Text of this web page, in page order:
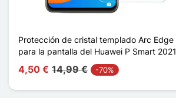
Protección de cristal templado Arc Edge
para la pantalla del Huawei P Smart 2021
4,50 € 14,99 € -70%